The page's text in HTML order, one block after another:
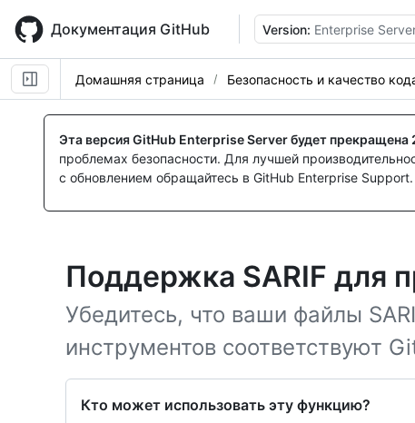
main
content
Документация GitHub Version: Enterprise
Домашняя страница Безопасность и качество
Эта версия GitHub Enterprise Server будет прекращена
проблемах безопасности. Для лучшей
с обновлением обращайтесь в GitHub Enterprise Support.
Поддержка SARIF для
Убедитесь, что ваши файлы
инструментов соответствуют
Кто может использовать эту функцию?